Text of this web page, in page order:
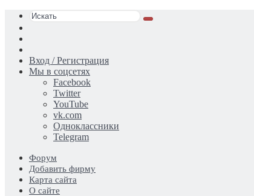
Искать
статья
Вход / Регистрация
Мы в соцсетях
Facebook
Twitter
YouTube
vk.com
Одноклассники
Telegram
Форум
Добавить фирму
Карта сайта
О сайте